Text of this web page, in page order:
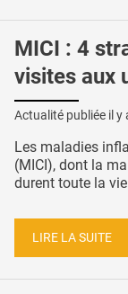
MICI : 4
visites aux
Actualité publiée il y
Les maladies
(MICI), dont la
durent toute la
LIRE LA SUITE